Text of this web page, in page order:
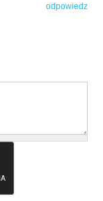
odpowiedz